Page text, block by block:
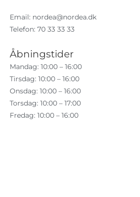
Email: nordea@nordea.dk
Telefon: 70 33 33 33
Åbningstider
Mandag: 10:00 – 16:00
Tirsdag: 10:00 – 16:00
Onsdag: 10:00 – 16:00
Torsdag: 10:00 – 17:00
Fredag: 10:00 – 16:00